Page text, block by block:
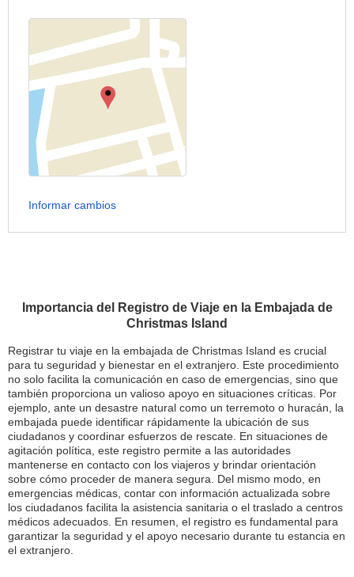
Importancia del Registro de Viaje en la Embajada de
Christmas Island
Registrar tu viaje en la embajada de Christmas Island es crucial
para tu seguridad y bienestar en el extranjero. Este procedimiento
no solo facilita la comunicación en caso de emergencias, sino que
también proporciona un valioso apoyo en situaciones críticas. Por
ejemplo, ante un desastre natural como un terremoto o huracán, la
embajada puede identificar rápidamente la ubicación de sus
ciudadanos y coordinar esfuerzos de rescate. En situaciones de
agitación política, este registro permite a las autoridades
mantenerse en contacto con los viajeros y brindar orientación
sobre cómo proceder de manera segura. Del mismo modo, en
emergencias médicas, contar con información actualizada sobre
los ciudadanos facilita la asistencia sanitaria o el traslado a centros
médicos adecuados. En resumen, el registro es fundamental para
garantizar la seguridad y el apoyo necesario durante tu estancia en
el extranjero.
Informar cambios